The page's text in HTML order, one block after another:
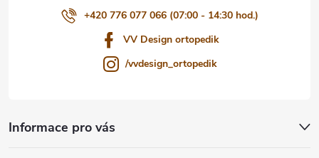
+420 776 077 066 (07:00 - 14:30 hod.)
VV Design ortopedik
/vvdesign_ortopedik
Informace pro vás